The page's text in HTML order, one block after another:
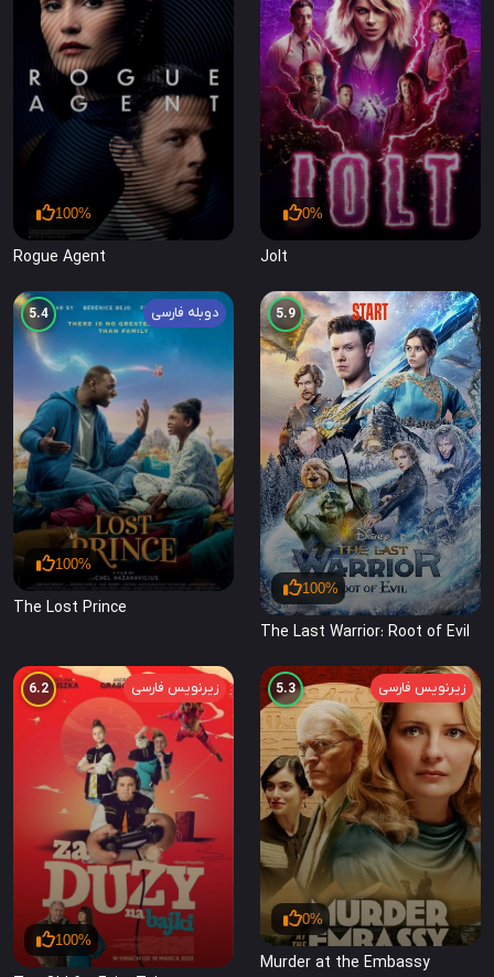
0%
Jolt
100%
Rogue Agent
5.9
100%
The Last Warrior: Root of Evil
دوبله فارسی 5.4
100%
The Lost Prince
زیرنویس فارسی 5.3
0%
Murder at the Embassy
زیرنویس فارسی 6.2
100%